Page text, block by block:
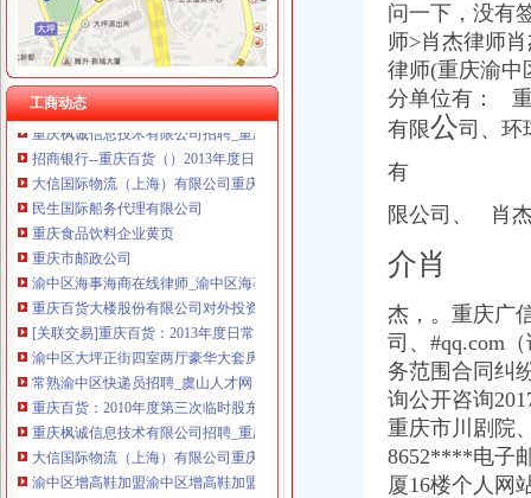
工商动态
渝中区大坪正街四室两厅豪华大套房_重庆渝中区大坪短租房_游天下
民生国际船务代理有限公司
鹿泉公司注册服务批发|价格|厂家_顺企网
重庆百货（）_公司公告_重庆百货大楼股份有限公司关于预计
重庆枫诚信息技术有限公司招聘_重庆枫诚信息技术有限公司新招聘_
招商银行--重庆百货（）2013年度日常关联交易预计公告
大信国际物流（上海）有限公司重庆分公司-大信国际物流（上海）有
民生国际船务代理有限公司
重庆食品饮料企业黄页
重庆市邮政公司
渝中区海事海商在线律师_渝中区海事海商律师在线免费咨询_华律网
重庆百货大楼股份有限公司对外投资公告
[关联交易]重庆百货：2013年度日常关联交易预计公告-[中财网]
渝中区大坪正街四室两厅豪华大套房_重庆渝中区大坪短租房_游天下
常熟渝中区快递员招聘_虞山人才网
重庆百货：2010年度第三次临时股东大会会议资料_证券之星
重庆枫诚信息技术有限公司招聘_重庆枫诚信息技术有限公司新招聘_
大信国际物流（上海）有限公司重庆分公司-大信国际物流（上海）有
渝中区增高鞋加盟渝中区增高鞋加盟店渝中区加盟增高鞋店-渝中区
鹿泉公司注册服务批发|价格|厂家_顺企网
问一下，没有
师>肖杰律师
律师(重庆渝中
分单位有： 重
有限公司、环
有
限公司、 肖
介肖
杰，。重庆广
司、#qq.com
务范围合同纠
询公开咨询
重庆市川剧院
8652****电子
厦16楼个人网